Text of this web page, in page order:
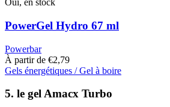
Oui, en stock
PowerGel Hydro 67 ml
Powerbar
À partir de €2,79
Gels énergétiques / Gel à boire
produit
5. le gel Amacx Turbo